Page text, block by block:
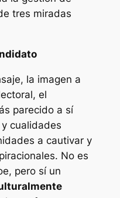
tres miradas
la imagen a
el
parecido a sí
cualidades
a cautivar y
No es
pero sí un